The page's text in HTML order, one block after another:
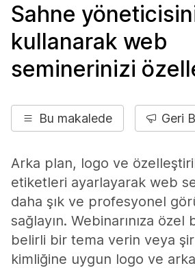
Sahne
kullanarak web
seminerinizi
Bu makalede Geri
Arka plan, logo ve
etiketleri ayarlayarak web
daha şık ve profesyonel
sağlayın. Webinarınıza
belirli bir tema verin veya
kimliğine uygun logo ve